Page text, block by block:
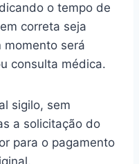
o tempo de
correta seja
momento será
consulta médica.
sigilo, sem
a solicitação do
para o pagamento